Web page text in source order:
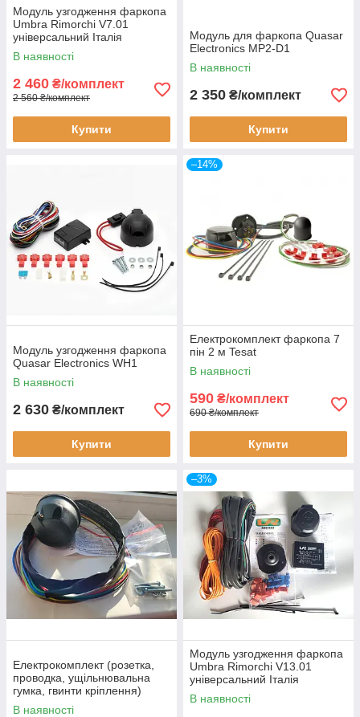
Модуль узгодження фаркопа
Umbra Rimorchi V7.01
універсальний Італія
В наявності
2 460 ₴/комплект
2 560 ₴/комплект
Купити
Модуль для фаркопа Quasar
Electronics MP2-D1
В наявності
2 350 ₴/комплект
Купити
Модуль узгодження фаркопа
Quasar Electronics WH1
В наявності
2 630 ₴/комплект
Купити
–14%
Електрокомплект фаркопа 7
пін 2 м Tesat
В наявності
590 ₴/комплект
690 ₴/комплект
Купити
Електрокомплект (розетка,
проводка, ущільнювальна
гумка, гвинти кріплення)
В наявності
–3%
Модуль узгодження фаркопа
Umbra Rimorchi V13.01
універсальний Італія
В наявності